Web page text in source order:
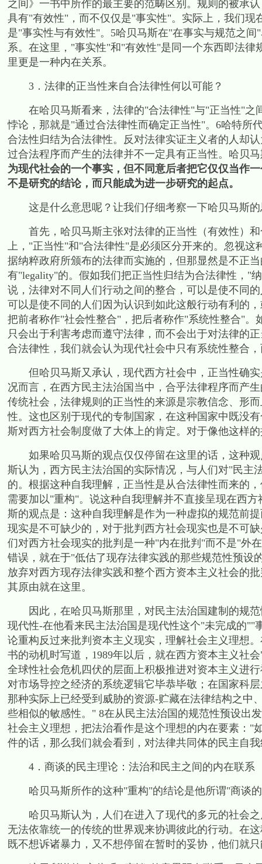
之间》一书中所作的最主要的范畴区别。规则的被承
具有"有效性"，而不仅仅是"事实性"。实际上，我们现
是"事实性与有效性"。 5哈贝马斯在"在事实与规范之间 "
系。在这里， "事实性"和"有效性"是同一个东西即法律
里更是一种内在关系。
3．法律的正当性来自合法律性何以可能？
在哈贝马斯看来，法律的"合法律性"与"正当性"之
悖论，那就是"通过合法律性而确定正当性"。 6哈特所
合法性归结为合法律性。反对法律实证主义者的人却
过合法程序而产生的法律并不一定具有正当性。哈贝
为现代社会的一个事实，但不同意后者把它仅仅当作
不是研究的结论，而只能成为进一步研究的起点。
这是什么意思呢？让我们仔细考察一下哈贝马斯的
首先，哈贝马斯主张对法律的正当性（有效性）和
上， "正当性"和"合法律性"是必须区分开来的。忽视这
据纳粹政府所颁布的法律而实施的，但那显然是不正
有"legality"的。假如我们把正当性归结为合法律性， "
说，法律对不同人们行动之间的整合，可以是使不同
可以是使不同的人们因为认识到如此这般行动有利的
把前者称作"社会性整合"，把后者称作"系统性整合"。
只会出于利害考虑而遵守法律，而不会出于对法律的
合法律性，我们就会认为现代社会中只有系统性整合
但哈贝马斯又承认，现代西方社会中，正当性确实
况而言，在西方民主法治国当中，合乎法律程序而产
传统社会，法律规则的正当性的来源是宗教信念、形
性。这也区别于现代的专制国家，在这种国家中既没
斯对西方社会制度做了大体上的肯定。对于像他这样
如果哈贝马斯的观点仅仅停留在这里的话，这种观
斯认为，西方民主法治国的实际情况，与人们对"民主
的。根据这种自我理解，正当性是从合法律性而来的
需要加以"重构"。说这种自我理解并不直接呈现在西
斯的观点是：这种自我理解是作为一种虚拟的规范前
现实是不可缺少的，对于批判西方社会现实也是不可
们对西方社会现实的批判是一种"内在批判 "而不是"外
错误，就在于"低估了现存法律实践的那些规范性预设
放弃对西方现存法律实践和整个西方资本主义社会的
其原由就在这里。
因此，在哈贝马斯那里，对民主法治国建制的规范
现代性-在他看来民主法治国是现代性这个"未完成的""
论重构反过来批判资本主义现实，理解社会主义理想
书的动机时写道， 1989年以后，就在西方资本主义社会
全球性社会危机四伏的层面上积极推进对资本主义进
对市场导控之经济的系统逻辑它毕恭毕敬；在国家科
那种实际上已经受到威胁的资源-贮藏在法律结构之中
些相似的敏感性。 " 8在从民主法治国的规范性预设出
社会主义理想，把法治看作是这个理想的内在要素： "
件的话，那么我们就会看到，对法律共同体的民主自
4．商谈的民主理论：法治和民主之间的内在联系
哈贝马斯所作的这种"重构"的结论是他所谓"商谈
哈贝马斯认为，人们在进入了现代的多元的社会之
无法依靠统一的传统的世界观来协调彼此的行动。在
既不想诉诸暴力，又不想停留在暂时的妥协，他们就